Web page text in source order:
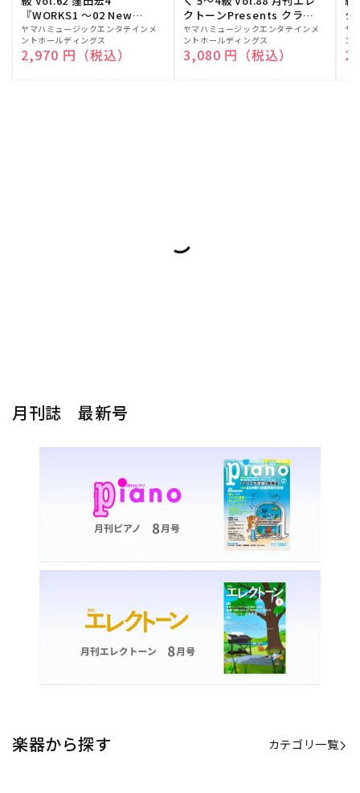
『WORKS1 ～02 New
edition～』
販
売
元:
ヤマハミュージックエンタテインメ
ントホールディングス
通常価格
2,970 円（税込）
クトーンPresents クラシ
ック名曲集
販
売
元:
ヤマハミュージックエンタテインメ
ントホールディングス
通常価格
3,080 円（税込）
ク
販
売
元:
ヤ
ン
カテゴリ一覧